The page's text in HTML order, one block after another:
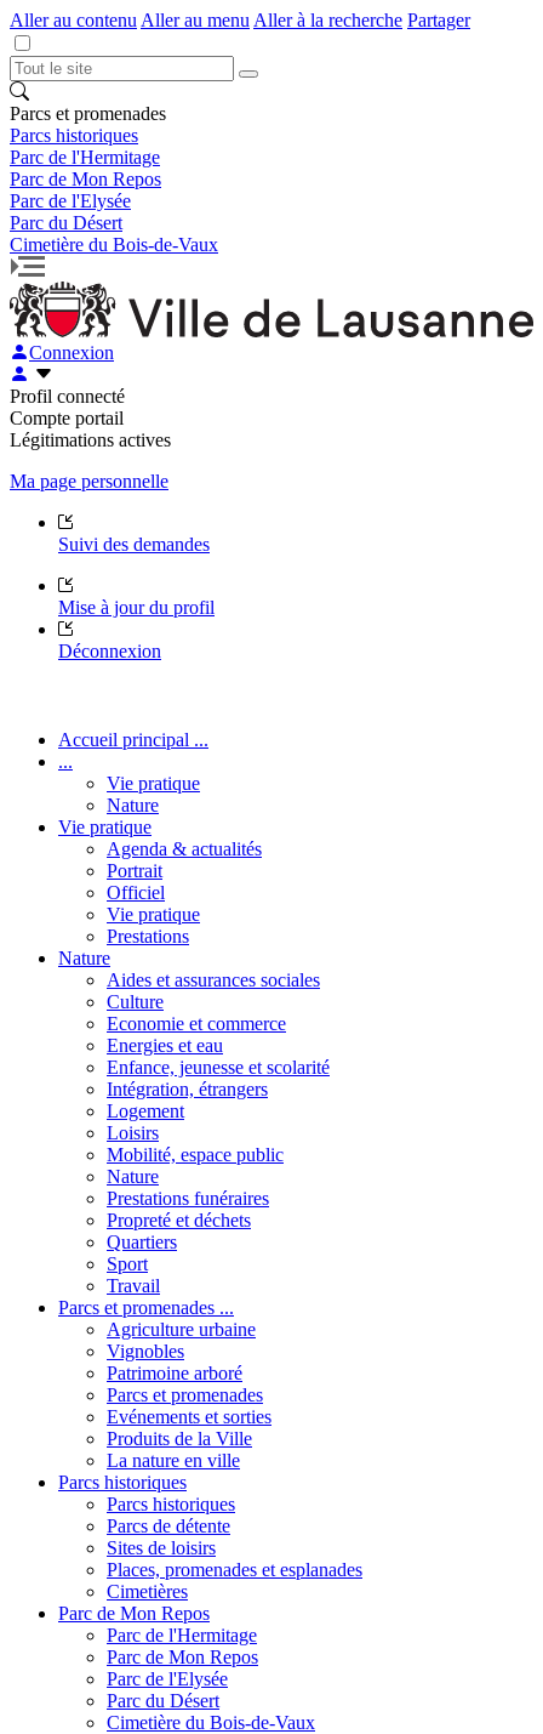
Aller au contenu Aller au menu Aller à la recherche Partager
Parcs et promenades
Parcs historiques
Parc de l'Hermitage
Parc de Mon Repos
Parc de l'Elysée
Parc du Désert
Cimetière du Bois-de-Vaux
Connexion
Profil connecté
Compte portail
Légitimations actives
Ma page personnelle
Suivi des demandes
Mise à jour du profil
Déconnexion
Accueil principal ...
...
Vie pratique
Nature
Vie pratique
Agenda & actualités
Portrait
Officiel
Vie pratique
Prestations
Nature
Aides et assurances sociales
Culture
Economie et commerce
Energies et eau
Enfance, jeunesse et scolarité
Intégration, étrangers
Logement
Loisirs
Mobilité, espace public
Nature
Prestations funéraires
Propreté et déchets
Quartiers
Sport
Travail
Parcs et promenades ...
Agriculture urbaine
Vignobles
Patrimoine arboré
Parcs et promenades
Evénements et sorties
Produits de la Ville
La nature en ville
Parcs historiques
Parcs historiques
Parcs de détente
Sites de loisirs
Places, promenades et esplanades
Cimetières
Parc de Mon Repos
Parc de l'Hermitage
Parc de Mon Repos
Parc de l'Elysée
Parc du Désert
Cimetière du Bois-de-Vaux